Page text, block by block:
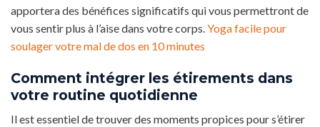
apportera des bénéfices significatifs qui vous permettront de
vous sentir plus à l’aise dans votre corps.Yoga facile pour
soulager votre mal de dos en 10 minutes
Comment intégrer les étirements dans
votre routine quotidienne
Il est essentiel de trouver des moments propices pour s’étirer